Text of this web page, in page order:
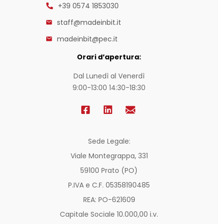
+39 0574 1853030
staff@madeinbit.it
madeinbit@pec.it
Orari d’apertura:
Dal Lunedì al Venerdì
9:00-13:00 14:30-18:30
Sede Legale:
Viale Montegrappa, 331
59100 Prato (PO)
P.IVA e C.F. 05358190485
REA: PO-621609
Capitale Sociale 10.000,00 i.v.